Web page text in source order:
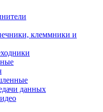
клеммники и
данных